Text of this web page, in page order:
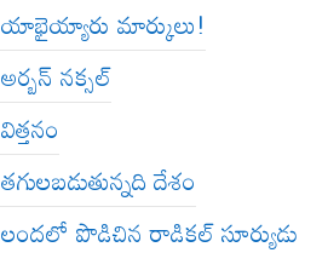
యాభైయ్యారు మార్కులు!
అర్బన్ నక్సల్
విత్తనం
తగులబడుతున్నది దేశం
లందలో పొడిచిన రాడికల్ సూర్యుడు